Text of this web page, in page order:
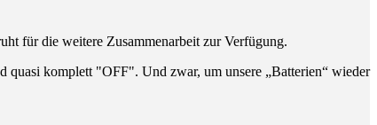
für die weitere Zusammenarbeit zur Verfügung.
quasi komplett "OFF". Und zwar, um unsere „Batterien“ wieder